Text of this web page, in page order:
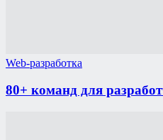
Web-разработка
80+ команд для